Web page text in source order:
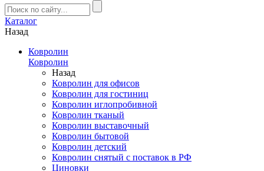
Каталог
Назад
Ковролин
Ковролин
Назад
Ковролин для офисов
Ковролин для гостиниц
Ковролин иглопробивной
Ковролин тканый
Ковролин выставочный
Ковролин бытовой
Ковролин детский
Ковролин снятый с поставок в РФ
Циновки